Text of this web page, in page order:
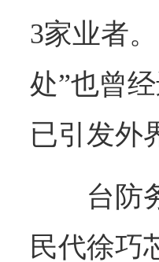
3家业者
处”也曾
已引发外
台防
民代徐巧